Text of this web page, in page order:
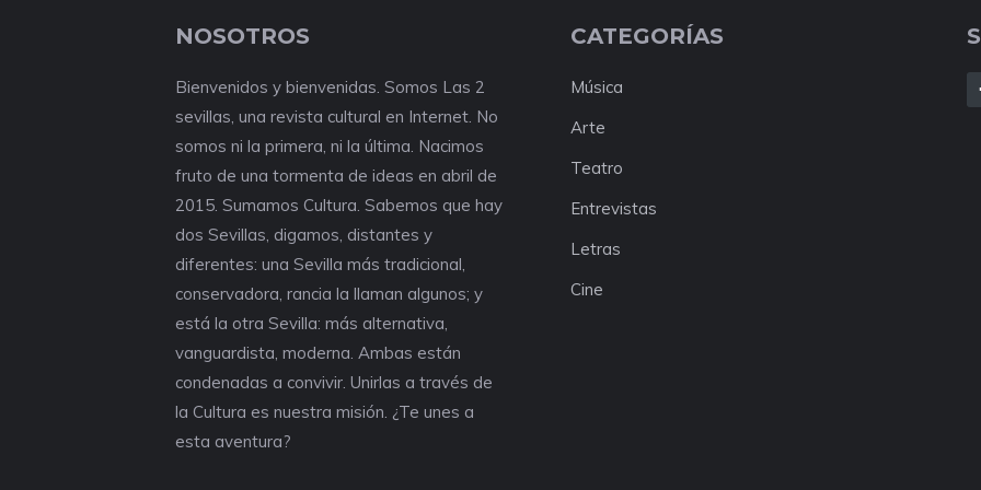
NOSOTROS
Bienvenidos y bienvenidas. Somos Las 2
sevillas, una revista cultural en Internet. No
somos ni la primera, ni la última. Nacimos
fruto de una tormenta de ideas en abril de
2015. Sumamos Cultura. Sabemos que hay
dos Sevillas, digamos, distantes y
diferentes: una Sevilla más tradicional,
conservadora, rancia la llaman algunos; y
está la otra Sevilla: más alternativa,
vanguardista, moderna. Ambas están
condenadas a convivir. Unirlas a través de
la Cultura es nuestra misión. ¿Te unes a
esta aventura?
CATEGORÍAS
Música
Arte
Teatro
Entrevistas
Letras
Cine